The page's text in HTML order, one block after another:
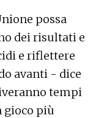
possa
dei risultati e
e riflettere
avanti - dice
tempi
più